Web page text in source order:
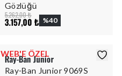
Gözlüğü
5.262,00 ₺
3.157,00 ₺ %40
WEB'E ÖZEL
Ray-Ban Junior
Ray-Ban Junior 9069S